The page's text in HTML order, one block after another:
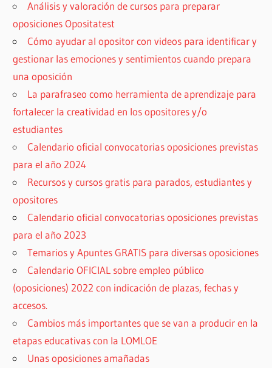
Análisis y valoración de cursos para preparar
oposiciones Opositatest
Cómo ayudar al opositor con videos para identificar y
gestionar las emociones y sentimientos cuando prepara
una oposición
La parafraseo como herramienta de aprendizaje para
fortalecer la creatividad en los opositores y/o
estudiantes
Calendario oficial convocatorias oposiciones previstas
para el año 2024
Recursos y cursos gratis para parados, estudiantes y
opositores
Calendario oficial convocatorias oposiciones previstas
para el año 2023
Temarios y Apuntes GRATIS para diversas oposiciones
Calendario OFICIAL sobre empleo público
(oposiciones) 2022 con indicación de plazas, fechas y
accesos.
Cambios más importantes que se van a producir en la
etapas educativas con la LOMLOE
Unas oposiciones amañadas